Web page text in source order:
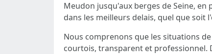
Meudon jusqu'aux berges de Seine,
dans les meilleurs delais, quel que soit
Nous comprenons que les situations
courtois, transparent et professionnel.